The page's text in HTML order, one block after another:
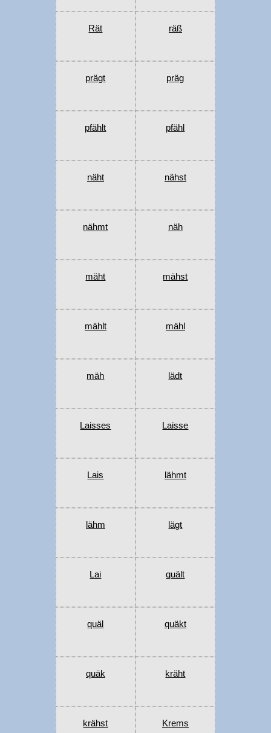
Rät räß
prägt präg
pfählt pfähl
näht nähst
nähmt näh
mäht mähst
mählt mähl
mäh lädt
Laisses Laisse
Lais lähmt
lähm lägt
Lai quält
quäl quäkt
quäk kräht
krähst Krems